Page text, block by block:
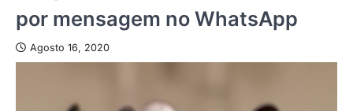
por mensagem no WhatsApp
Agosto 16, 2020